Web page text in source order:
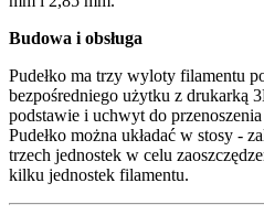
Budowa i obsługa
Pudełko ma trzy wyloty filamentu
bezpośredniego użytku z drukarką
podstawie i uchwyt do
Pudełko można układać w stosy -
trzech jednostek w celu
kilku jednostek filamentu.